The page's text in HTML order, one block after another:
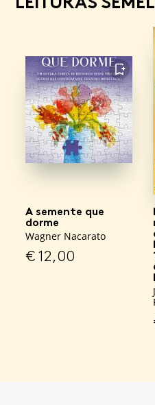
FAVORITO
A semente que
dorme
Wagner Nacarato
€12,00